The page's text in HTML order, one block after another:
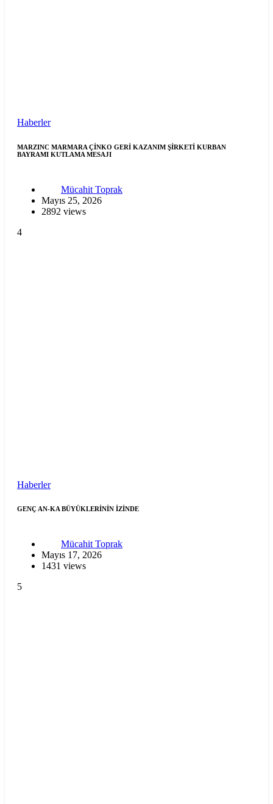
Haberler
MARZINC MARMARA ÇİNKO GERİ KAZANIM ŞİRKETİ KURBAN
BAYRAMI KUTLAMA MESAJI
Mücahit Toprak
Mayıs 25, 2026
2892 views
4
Haberler
GENÇ AN-KA BÜYÜKLERİNİN İZİNDE
Mücahit Toprak
Mayıs 17, 2026
1431 views
5